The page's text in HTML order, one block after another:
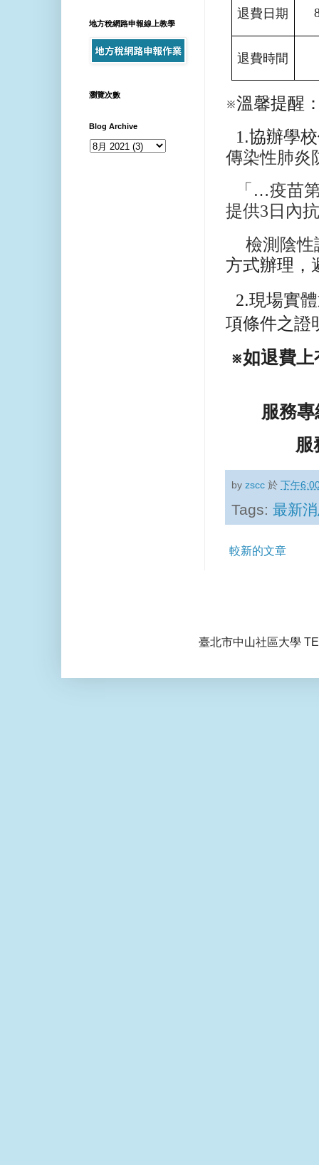
退費日期
退費時間
※溫馨提醒
1 .協辦學
傳染性肺炎
「 …疫苗
提供3 日內
檢測陰
方式辦理 ，
2.現場實
項條件之證
※如退費
服務
服
byzscc 於下午
Tags:最新
較新的文章
地方稅網路申報線上教學
瀏覽次數
Blog Archive
臺北市中山社區大學